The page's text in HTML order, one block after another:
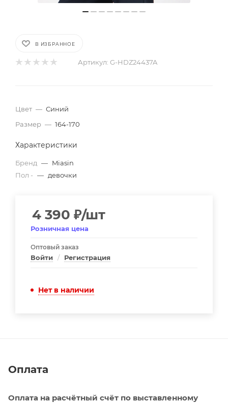
В ИЗБРАННОЕ
Артикул: G-HDZ24437A
Цвет — Синий
Размер — 164-170
Характеристики
Бренд — Miasin
Пол - — девочки
4 390 ₽/шт
Розничная цена
Оптовый заказ
Войти / Регистрация
Нет в наличии
Оплата
Оплата на расчётный счёт по выставленному